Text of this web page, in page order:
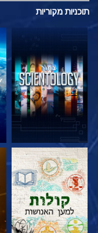
תוכניות מקוריות
בדוק את הסדרה